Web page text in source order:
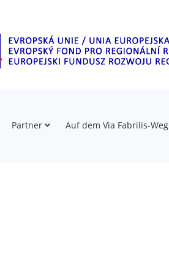
Partner Auf dem Via Fabrilis-Weg